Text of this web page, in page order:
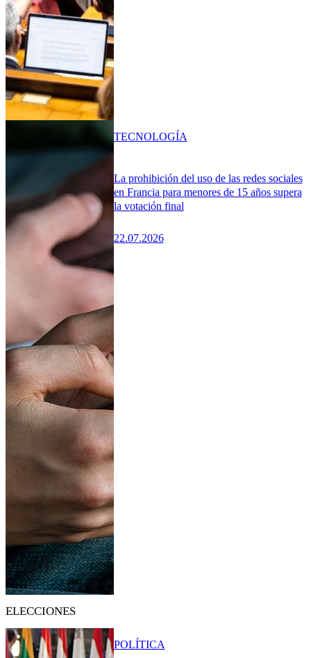
La prohibición del uso de las redes sociales
en Francia para menores de 15 años supera
la votación final
22.07.2026
TECNOLOGÍA
ELECCIONES
POLÍTICA